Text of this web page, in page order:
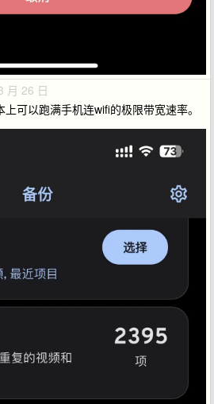
月 26 日
可以跑满手机连wifi的极限带宽速率。